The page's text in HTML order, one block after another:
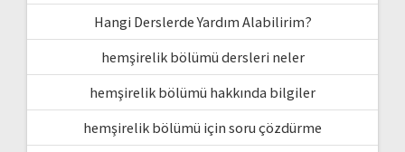
Hangi Derslerde Yardım Alabilirim?
hemşirelik bölümü dersleri neler
hemşirelik bölümü hakkında bilgiler
hemşirelik bölümü için soru çözdürme